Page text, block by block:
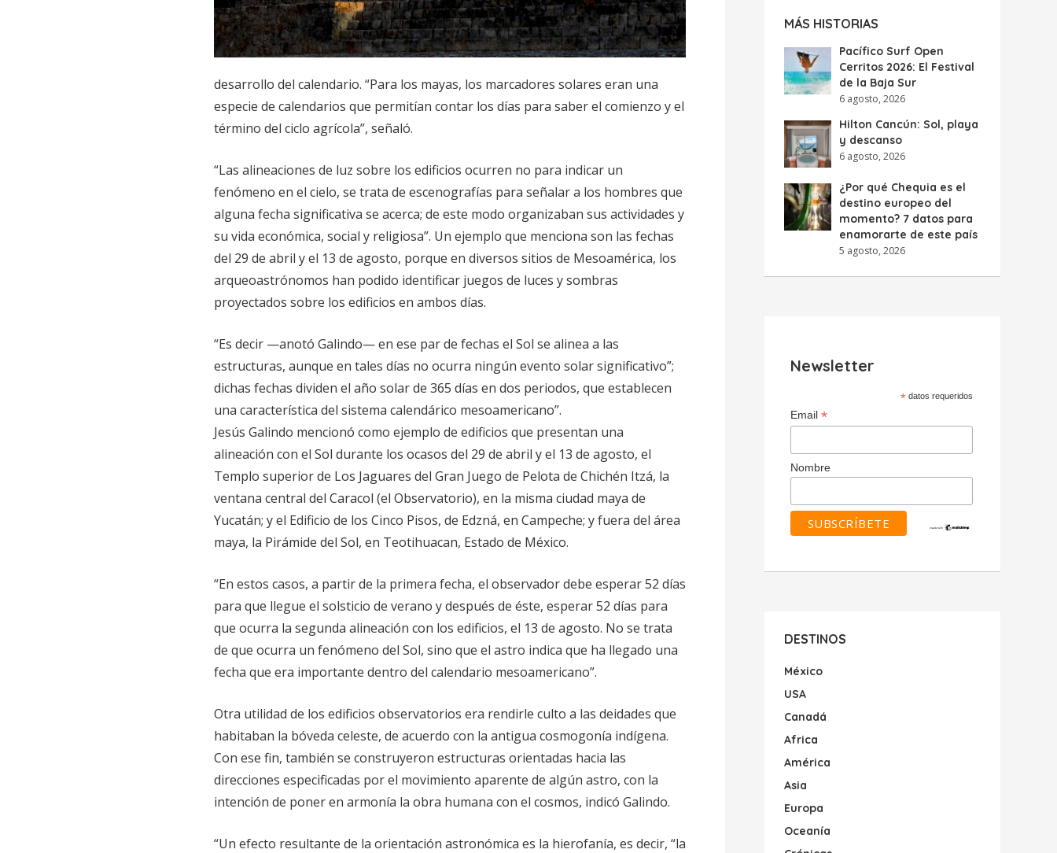
desarrollo del calendario. “Para los mayas, los marcadores solares eran una
especie de calendarios que permitían contar los días para saber el comienzo y el
término del ciclo agrícola”, señaló.
“Las alineaciones de luz sobre los edificios ocurren no para indicar un
fenómeno en el cielo, se trata de escenografías para señalar a los hombres que
alguna fecha significativa se acerca; de este modo organizaban sus actividades y
su vida económica, social y religiosa”. Un ejemplo que menciona son las fechas
del 29 de abril y el 13 de agosto, porque en diversos sitios de Mesoamérica, los
arqueoastrónomos han podido identificar juegos de luces y sombras
proyectados sobre los edificios en ambos días.
“Es decir —anotó Galindo— en ese par de fechas el Sol se alinea a las
estructuras, aunque en tales días no ocurra ningún evento solar significativo”;
dichas fechas dividen el año solar de 365 días en dos periodos, que establecen
una característica del sistema calendárico mesoamericano”.
Jesús Galindo mencionó como ejemplo de edificios que presentan una
alineación con el Sol durante los ocasos del 29 de abril y el 13 de agosto, el
Templo superior de Los Jaguares del Gran Juego de Pelota de Chichén Itzá, la
ventana central del Caracol (el Observatorio), en la misma ciudad maya de
Yucatán; y el Edificio de los Cinco Pisos, de Edzná, en Campeche; y fuera del área
maya, la Pirámide del Sol, en Teotihuacan, Estado de México.
“En estos casos, a partir de la primera fecha, el observador debe esperar 52 días
para que llegue el solsticio de verano y después de éste, esperar 52 días para
que ocurra la segunda alineación con los edificios, el 13 de agosto. No se trata
de que ocurra un fenómeno del Sol, sino que el astro indica que ha llegado una
fecha que era importante dentro del calendario mesoamericano”.
Otra utilidad de los edificios observatorios era rendirle culto a las deidades que
habitaban la bóveda celeste, de acuerdo con la antigua cosmogonía indígena.
Con ese fin, también se construyeron estructuras orientadas hacia las
direcciones especificadas por el movimiento aparente de algún astro, con la
intención de poner en armonía la obra humana con el cosmos, indicó Galindo.
“Un efecto resultante de la orientación astronómica es la hierofanía, es decir, “la
MÁS HISTORIAS
Pacífico Surf Open
Cerritos 2026: El Festival
de la Baja Sur
6 agosto, 2026
Hilton Cancún: Sol, playa
y descanso
6 agosto, 2026
¿Por qué Chequia es el
destino europeo del
momento? 7 datos para
enamorarte de este país
5 agosto, 2026
Newsletter
* datos requeridos
Email *
Nombre
DESTINOS
México
USA
Canadá
Africa
América
Asia
Europa
Oceanía